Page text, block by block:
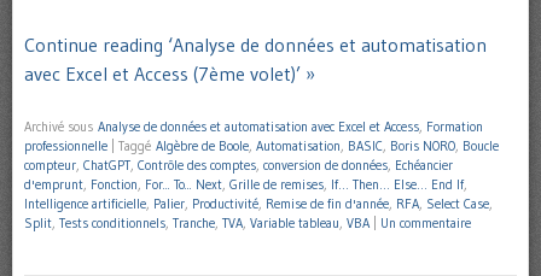
Continue reading ‘Analyse de données et automatisation
avec Excel et Access (7ème volet)’ »
Archivé sous Analyse de données et automatisation avec Excel et Access Formation
professionnelle
Taggé Algèbre de Boole Automatisation BASIC Boris NORO Boucle
compteur ChatGPT Contrôle des comptes conversion de données Echéancier
d'emprunt Fonction For... To... Next Grille de remises If… Then… Else… End If,
Intelligence artificielle Palier Productivité Remise de fin d'année RFA Select Case
Split Tests conditionnels Tranche TVA Variable tableau VBA Un commentaire